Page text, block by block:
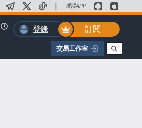
| 獲得APP
登錄 訂閱
交易工作室